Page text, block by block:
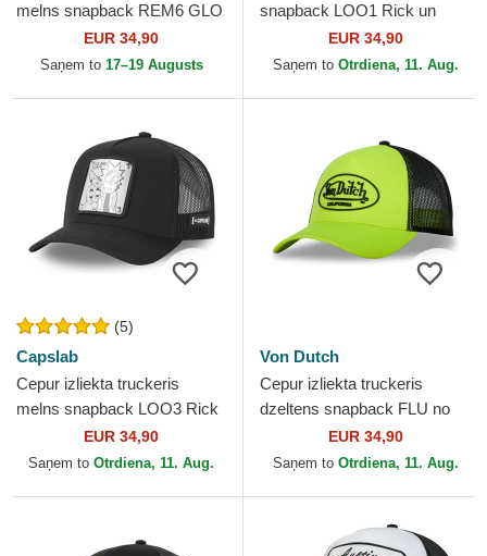
melns snapback REM6 GLO
Rick Sanchez Riks un
Mortijs no Capslab
EUR 34,90
Saņem to 17–19 Augusts
snapback LOO1 Rick un
Morty Riks un Mortijs no
Capslab
EUR 34,90
Saņem to Otrdiena, 11. Aug.
(5)
Capslab
Cepur izliekta truckeris
melns snapback LOO3 Rick
un Morty Riks un Mortijs no
Capslab
EUR 34,90
Saņem to Otrdiena, 11. Aug.
Von Dutch
Cepur izliekta truckeris
dzeltens snapback FLU no
Von DutchEUR 34,90
Saņem to Otrdiena, 11. Aug.